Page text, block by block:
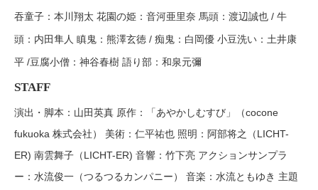
吞童子：本川翔太 花園の姫：音河亜里奈 馬頭：渡辺誠也 / 牛
頭：内田隼人 瞋鬼：熊澤玄徳 / 痴鬼：白岡優 小豆洗い：土井康
平 /豆腐小僧：神谷春樹 語り部：和泉元彌
STAFF
演出・脚本：山田英真 原作：「あやかしむすび」（cocone
fukuoka 株式会社） 美術：仁平祐也 照明：阿部将之（LICHT-
ER) 南雲舞子（LICHT-ER) 音響：竹下亮 アクションサンプラ
ー：水流俊一（つるつるカンパニー） 音楽：水流ともゆき 主題